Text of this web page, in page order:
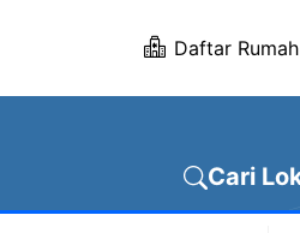
Daftar
Cari